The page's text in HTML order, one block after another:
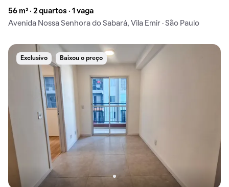
56 m² · 2 quartos · 1 vaga
Avenida Nossa Senhora do Sabará, Vila Emir · São Paulo
Exclusivo Baixou o preço